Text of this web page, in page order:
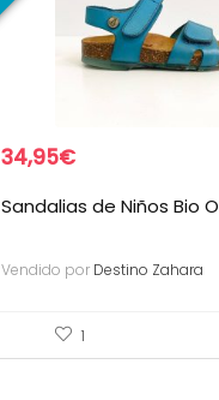
34,95€
Sandalias de Niños Bio
Vendido por Destino Zahara
1